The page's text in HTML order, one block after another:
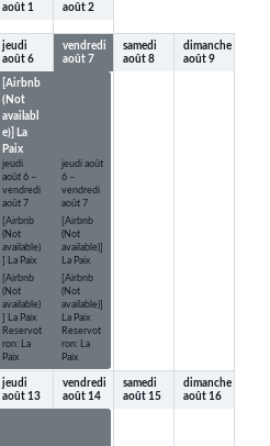
août 1
août 2
jeudi
août 6
[Airbnb
(Not
availabl
e)] La
Paix
jeudi
août 6 –
vendredi
août 7
[Airbnb
(Not
available)
] La Paix
[Airbnb
(Not
available)
] La Paix
Reservot
ron: La
Paix
vendredi
août 7
jeudi août
6 –
vendredi
août 7
[Airbnb
(Not
available)]
La Paix
[Airbnb
(Not
available)]
La Paix
Reservot
ron: La
Paix
samedi
août 8
dimanche
août 9
jeudi
août 13
vendredi
août 14
samedi
août 15
dimanche
août 16